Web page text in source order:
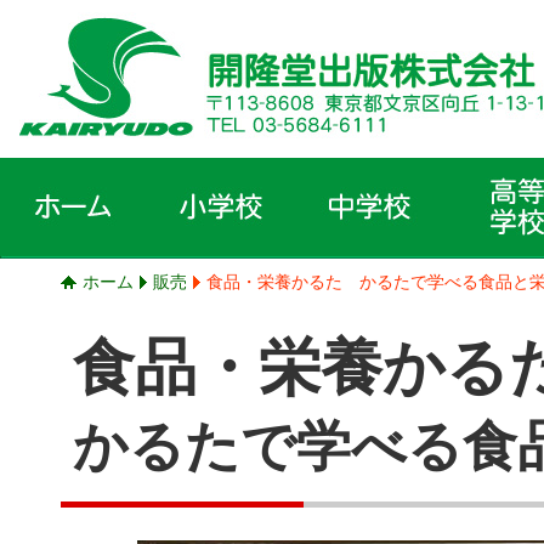
ホーム 販売 食品・栄養かるた かるたで学べる食品と
食品・栄養かる
かるたで学べる食